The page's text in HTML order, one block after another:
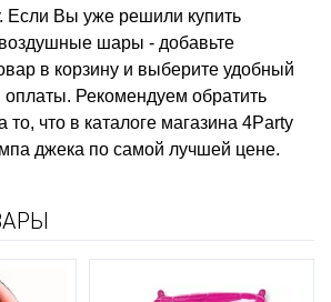
Если Вы уже решили купить
шары - добавьте
в корзину и выберите удобный
оплаты. Рекомендуем обратить
что в каталоге магазина 4Party
джека по самой лучшей цене.